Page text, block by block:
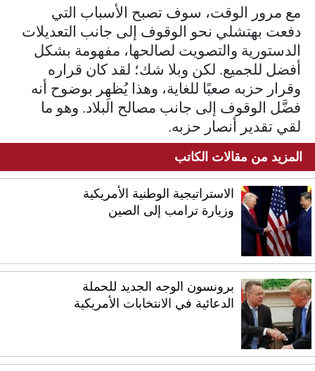
مع مرور الوقت، سوف تصبح الأسباب التي
دفعت بهتشلي نحو الوقوف إلى جانب التعديلات
الدستورية والتصويت لصالحها، مفهومة بشكل
أفضل للجميع. لكن وبلا شك؛ لقد كان قراره
وقرار حزبه صعبًا للغاية، وهذا يُظهِر بوضوح أنه
فضَّل الوقوف إلى جانب مصالح البلاد. وهو ما
لقي تقدير أنصار حزبه.
المزيد من مقالات الكاتب
الاستراتيجية الوطنية الأمريكية
وزيارة ترامب إلى الصين
برونسون الوجه الجديد للحملة
الدعائية في الانتخابات الأمريكية